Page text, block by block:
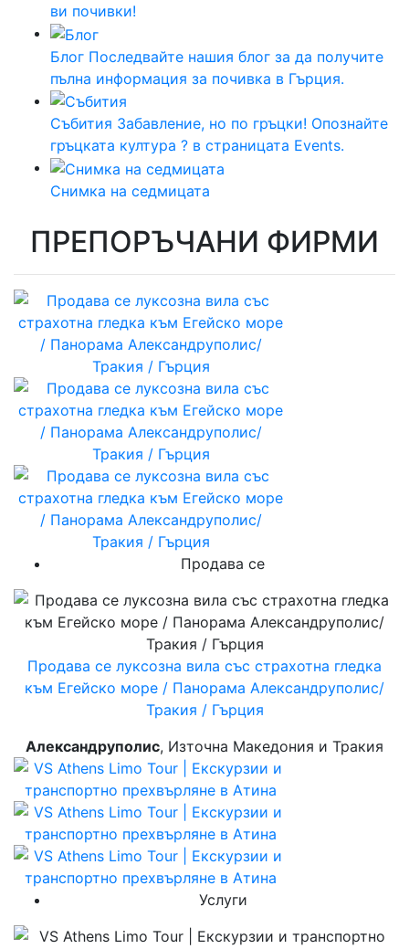
ви почивки!
Блог Последвайте нашия блог за да получите
пълна информация за почивка в Гърция.
Събития Забавление, но по гръцки! Опознайте
гръцката култура ? в страницата Events.
Снимка на седмицата
ПРЕПОРЪЧАНИ ФИРМИ
Продава се
Продава се луксозна вила със страхотна гледка
към Егейско море / Панорама Александруполис/
Тракия / Гърция
Александруполис, Източна Македония и Тракия
Услуги